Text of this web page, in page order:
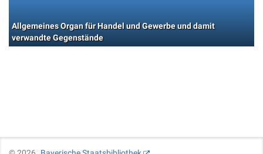
Allgemeines Organ für Handel und Gewerbe und damit
verwandte Gegenstände